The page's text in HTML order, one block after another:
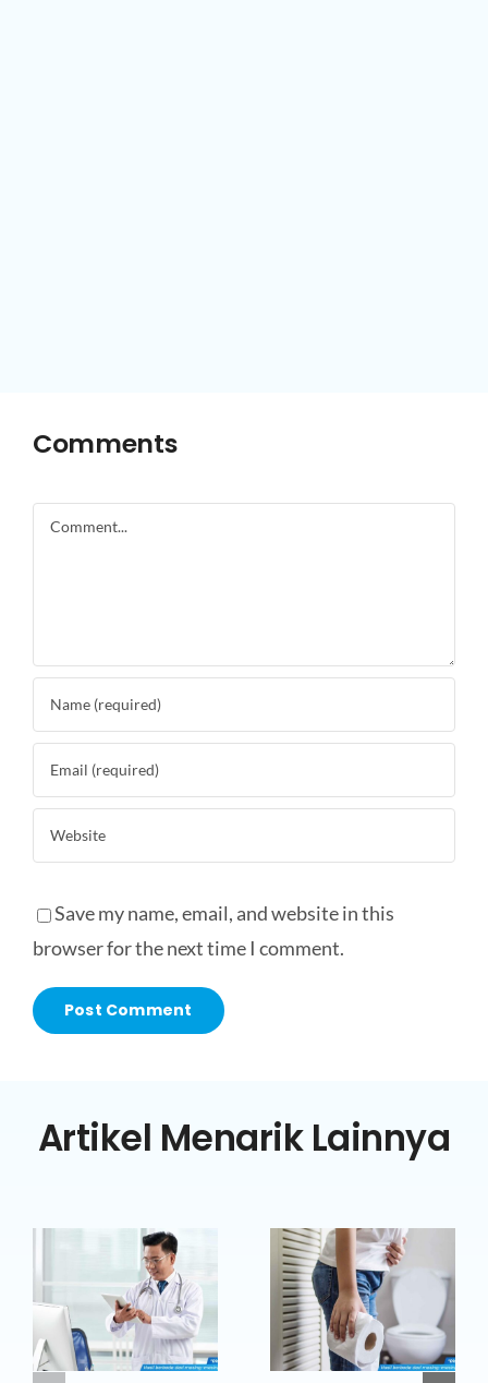
Comments
Comment
Save my name, email, and website in this
browser for the next time I comment.
Artikel Menarik Lainnya